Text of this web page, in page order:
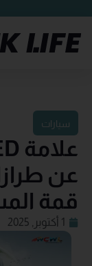
سيارات
قمة
1 أكتوبر, 2025